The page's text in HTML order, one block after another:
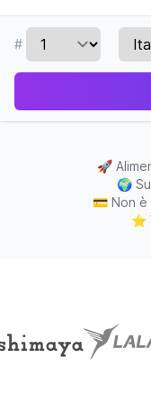
#
🚀
🌍
💳 Non è
⭐